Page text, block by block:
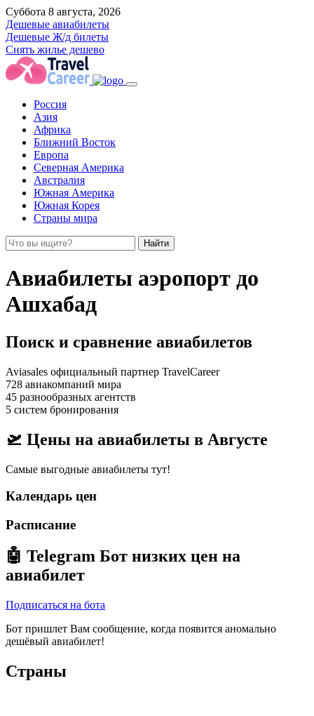
Суббота 8 августа, 2026
Дешевые авиабилеты
Дешевые Ж/д билеты
Снять жилье дешево
Россия
Азия
Африка
Ближний Восток
Европа
Северная Америка
Австралия
Южная Америка
Южная Корея
Страны мира
Найти
Авиабилеты аэропорт до
Ашхабад
Поиск и сравнение авиабилетов
Aviasales официальный партнер TravelCareer
728 авиакомпаний мира
45 разнообразных агентств
5 систем бронирования
🛫 Цены на авиабилеты в Августе
Самые выгодные авиабилеты тут!
Календарь цен
Расписание
🤖 Telegram Бот низких цен на
авиабилет
Подписаться на бота
Бот пришлет Вам сообщение, когда появится аномально
дешёвый авиабилет!
Страны